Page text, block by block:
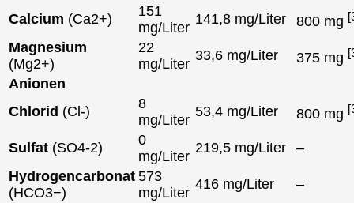
Calcium (Ca2+)
151
mg/Liter
141,8 mg/Liter 800 mg
Magnesium
(Mg2+)
22
mg/Liter
33,6 mg/Liter 375 mg
Anionen
Chlorid (Cl-)
8
mg/Liter
53,4 mg/Liter 800 mg
Sulfat (SO4-2)
0
mg/Liter
219,5 mg/Liter
–
Hydrogencarbonat
(HCO3−)
573
mg/Liter
416 mg/Liter
–